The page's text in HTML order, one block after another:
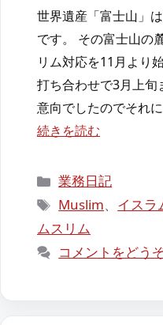
世界遺産「富士山」
です。 その富士山の
リム対応を11月より
打ち合わせで3月上
意向でしたのでそれ
続きを読む
カ
テ
リ
ー
業務日記
タ
グ
Muslim、 イスラ
ムスリム
コメントをどう